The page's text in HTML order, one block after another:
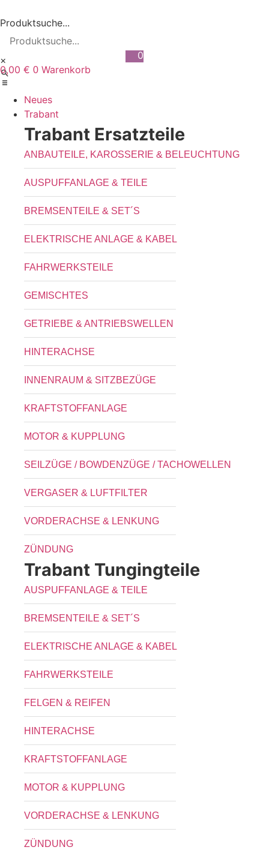
Inhalt
wechseln
Produktsuche...
×
0
0,00 € 0 Warenkorb
Neues
Trabant
Trabant Ersatzteile
ANBAUTEILE, KAROSSERIE & BELEUCHTUNG
AUSPUFFANLAGE & TEILE
BREMSENTEILE & SET´S
ELEKTRISCHE ANLAGE & KABEL
FAHRWERKSTEILE
GEMISCHTES
GETRIEBE & ANTRIEBSWELLEN
HINTERACHSE
INNENRAUM & SITZBEZÜGE
KRAFTSTOFFANLAGE
MOTOR & KUPPLUNG
SEILZÜGE / BOWDENZÜGE / TACHOWELLEN
VERGASER & LUFTFILTER
VORDERACHSE & LENKUNG
ZÜNDUNG
Trabant Tungingteile
AUSPUFFANLAGE & TEILE
BREMSENTEILE & SET´S
ELEKTRISCHE ANLAGE & KABEL
FAHRWERKSTEILE
FELGEN & REIFEN
HINTERACHSE
KRAFTSTOFFANLAGE
MOTOR & KUPPLUNG
VORDERACHSE & LENKUNG
ZÜNDUNG